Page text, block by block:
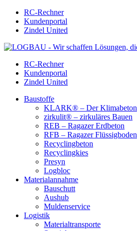
RC-Rechner
Kundenportal
Zindel United
RC-Rechner
Kundenportal
Zindel United
Baustoffe
KLARK® – Der Klimabeton
zirkulit® – zirkuläres Bauen
REB – Ragazer Erdbeton
RFB – Ragazer Flüssigboden
Recyclingbeton
Recyclingkies
Presyn
Logbloc
Materialannahme
Bauschutt
Aushub
Muldenservice
Logistik
Materialtransporte